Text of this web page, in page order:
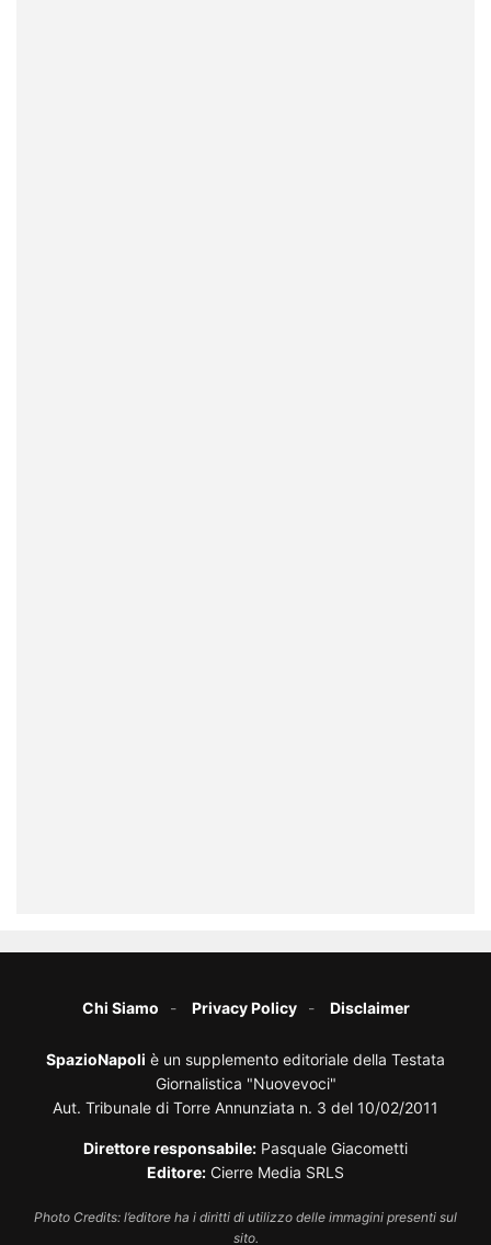
Chi Siamo Privacy Policy Disclaimer
SpazioNapoli è un supplemento editoriale della Testata
Giornalistica "Nuovevoci"
Aut. Tribunale di Torre Annunziata n. 3 del 10/02/2011
Direttore responsabile: Pasquale Giacometti
Editore: Cierre Media SRLS
Photo Credits: l’editore ha i diritti di utilizzo delle immagini presenti sul
sito.